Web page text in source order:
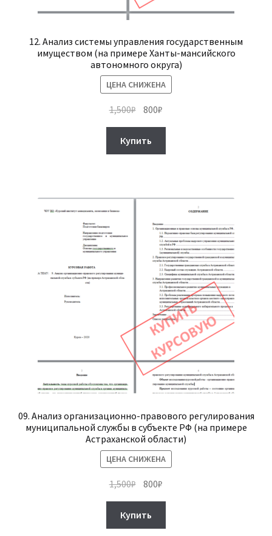
12. Анализ системы управления государственным
имуществом (на примере Ханты-мансийского
автономного округа)
ЦЕНА СНИЖЕНА
1,500₽ Первоначальная
составляла
1,500₽.
800₽
Купить
09. Анализ организационно-правового регулирования
муниципальной службы в субъекте РФ (на примере
Астраханской области)
ЦЕНА СНИЖЕНА
1,500₽ Первоначальная
цена
составляла
1,500₽.
800₽
цена:
Купить